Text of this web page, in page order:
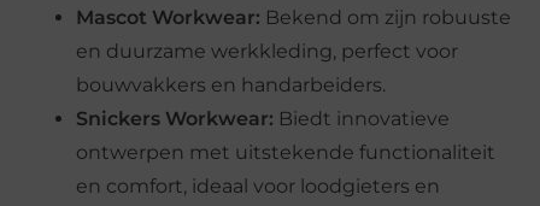
Mascot Workwear: Bekend om zijn robuuste
en duurzame werkkleding, perfect voor
bouwvakkers en handarbeiders.
Snickers Workwear: Biedt innovatieve
ontwerpen met uitstekende functionaliteit
en comfort, ideaal voor loodgieters en